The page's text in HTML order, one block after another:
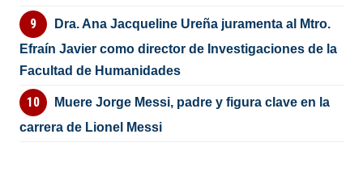
Dra. Ana Jacqueline Ureña juramenta al Mtro.
Efraín Javier como director de Investigaciones de la
Facultad de Humanidades
Muere Jorge Messi, padre y figura clave en la
carrera de Lionel Messi